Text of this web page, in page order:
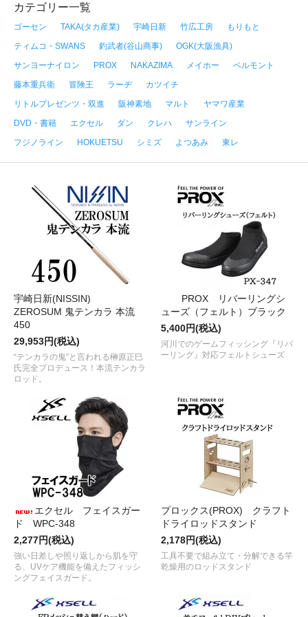
カテゴリー一覧
ゴーセン TAKA(タカ産業) 宇崎日新 竹広工房
もりもと
ティムコ・SWANS
釣武者(谷山商事)
OGK(大阪漁具)
サンヨーナイロン
PROX NAKAZIMA メイホー
ベルモント
藤本重兵衛
冒険王 ラーヂ
カツイチ
リトルプレゼンツ・双進
阪神素地 マルト
ヤマワ産業
DVD・書籍
エクセル ダン クレハ
サンライン
フジノライン
HOKUETSU シミズ よつあみ 東レ
宇崎日新(NISSIN)
ZEROSUM 鬼テンカラ 本流
450
29,953円(税込)
“テンカラの鬼”と言われる榊原正巳
氏完全プロデュース！本流テンカラ
ロッド。
PROX リバーリングシ
ューズ（フェルト）ブラック
5,400円(税込)
河川でのゲームフィッシング『リバ
ーリング』対応フェルトシューズ
エクセル フェイスガー
ド WPC-348
2,277円(税込)
強い日差しや照り返しから肌を守
る、UVケア機能を備えたフィッシ
ングフェイスガード。
プロックス(PROX) クラフト
ドライロッドスタンド
2,178円(税込)
工具不要で組み立て・分解できる竿
乾燥用のロッドスタンド